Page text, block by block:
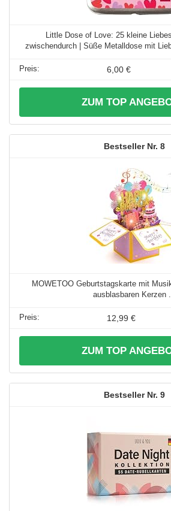
Little Dose of Love: 25 kleine
zwischendurch | Süße Metalldose mit
6,00 €
ZUM TOP
8
MOWETOO Geburtstagskarte mit
ausblasbaren Kerzen ...
12,99 €
ZUM TOP
9